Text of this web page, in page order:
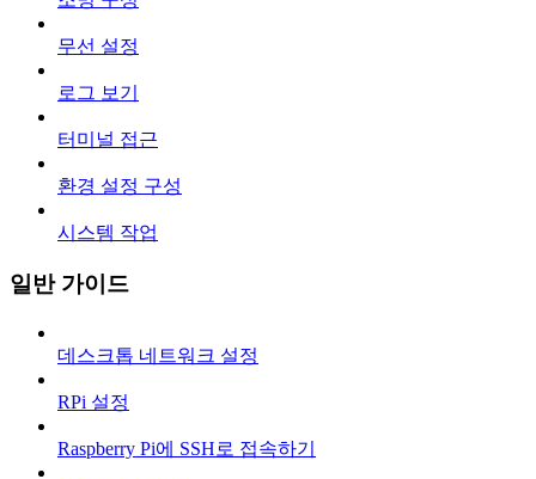
무선 설정
로그 보기
터미널 접근
환경 설정 구성
시스템 작업
일반 가이드
데스크톱 네트워크 설정
RPi 설정
Raspberry Pi에 SSH로 접속하기